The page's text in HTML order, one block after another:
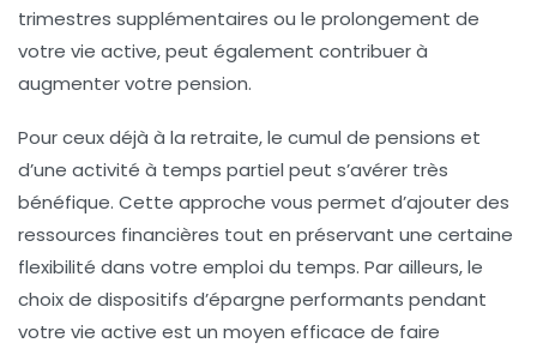
trimestres supplémentaires ou le prolongement de
votre vie active, peut également contribuer à
augmenter votre pension.
Pour ceux déjà à la retraite, le cumul de pensions et
d’une activité à temps partiel peut s’avérer très
bénéfique. Cette approche vous permet d’ajouter des
ressources financières tout en préservant une certaine
flexibilité dans votre emploi du temps. Par ailleurs, le
choix de dispositifs d’épargne performants pendant
votre vie active est un moyen efficace de faire